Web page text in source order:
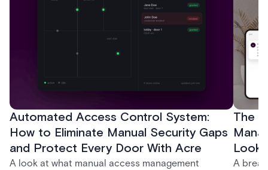
Automated Access Control System:
How to Eliminate Manual Security Gaps
and Protect Every Door With Acre
A look at what manual access management
The
Look
A